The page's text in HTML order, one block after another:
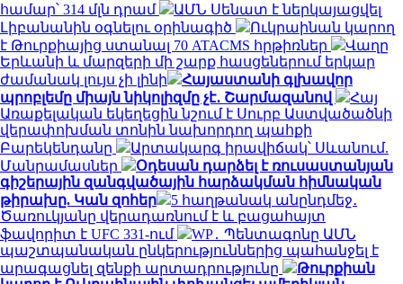
համար՝ 314 մլն դրամ
ԱՄՆ Սենատ է ներկայացվել
Լիբանանին օգնելու օրինագիծ
Ուկրաինան կարող
է Թուրքիայից ստանալ 70 ATACMS հրթիռներ
Վաղը
Երևանի և մարզերի մի շարք հասցեներում երկար
ժամանակ լույս չի լինի
Հայաստանի գլխավոր
պրոբլեմը միայն նիկոլիզմը չէ․ Շարմազանով
Հայ
Առաքելական եկեղեցին նշում է Սուրբ Աստվածածնի
վերափոխման տոնին նախորդող պահքի
Բարեկենդանը
Արտակարգ իրավիճակ՝ Սևանում.
Մանրամասներ
Օդեսան դարձել է ռուսաստանյան
գիշերային զանգվածային հարձակման հիմնական
թիրախը. Կան զոհեր
5 հաղթանակ անընդմեջ․
Ծառուկյանը վերադառնում է և բացահայտ
ֆավորիտ է UFC 331-ում
WP․ Պենտագոնը ԱՄՆ
պաշտպանական ընկերություններից պահանջել է
արագացնել զենքի արտադրությունը
Թուրքիան